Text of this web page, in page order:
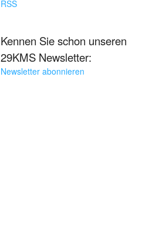
RSS
Kennen Sie schon unseren
29KMS Newsletter:
Newsletter abonnieren